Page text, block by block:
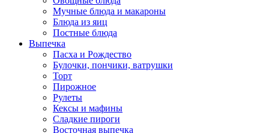
Мучные блюда и макароны
Блюда из яиц
Постные блюда
Выпечка
Пасха и Рождество
Булочки, пончики, ватрушки
Торт
Пирожное
Рулеты
Кексы и мафины
Сладкие пироги
Восточная выпечка